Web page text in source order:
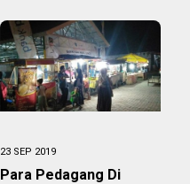
23 SEP 2019
Para Pedagang Di